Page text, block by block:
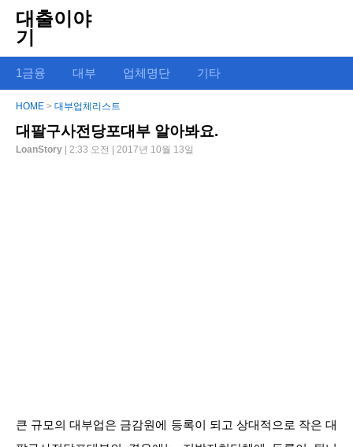
대출이야
기
1금융 대부 업체명단 기타
HOME > 대부업체리스트
대팔구사전당포대부 알아봐요.
LoanStory | 2:33 오전 | 2017년 10월 13일
큰 규모의 대부업은 금감원에 등록이 되고 상대적으로 작은 대